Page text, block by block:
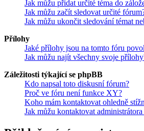
Jak můžu přidat určité téma do
Jak můžu začít sledovat určité
Jak můžu ukončit sledování témat
Přílohy
Jaké přílohy jsou na tomto fóru
Jak můžu najít všechny svoje
Záležitosti týkající se phpBB
Kdo napsal toto diskusní fórum?
Proč ve fóru není funkce XY?
Koho mám kontaktovat ohledně
Jak můžu kontaktovat